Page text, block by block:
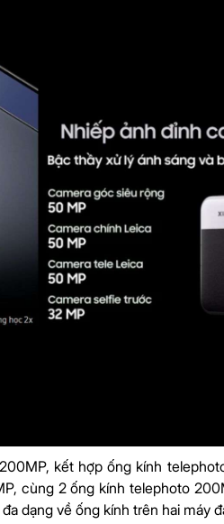
kết hợp ống kính
cùng 2 ống kính telephoto
dạng về ống kính trên hai máy